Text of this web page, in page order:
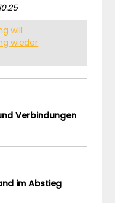
will
wieder
Verbindungen
im Abstieg